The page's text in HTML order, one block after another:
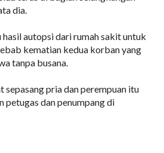
dia.
hasil autopsi dari rumah sakit untuk
kematian kedua korban yang
tanpa busana.
sepasang pria dan perempuan itu
petugas dan penumpang di